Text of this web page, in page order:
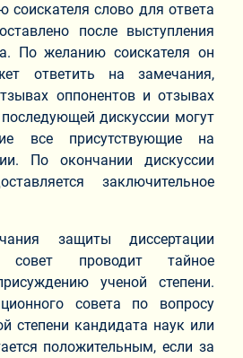
соискателя слово для ответа
после выступления
По желанию соискателя он
ответить на замечания,
оппонентов и отзывах
дискуссии могут
все присутствующие на
По окончании дискуссии
заключительное
защиты диссертации
совет проводит тайное
ученой степени.
совета по вопросу
степени кандидата наук или
положительным, если за